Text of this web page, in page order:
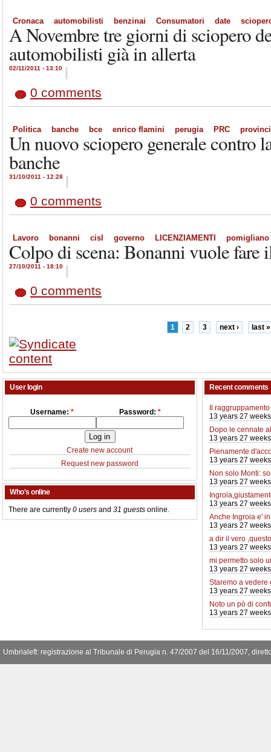
Cronaca automobilisti benzinai Consumatori date
A Novembre tre giorni di sciopero
automobilisti già in allerta
02/11/2011 - 13:10 |
0 comments
Politica banche bce enrico flamini perugia PRC
Un nuovo sciopero generale contro
banche
31/10/2011 - 12:28 |
0 comments
Lavoro bonanni cisl governo LICENZIAMENTI pomigliano
Colpo di scena: Bonanni vuole fare
27/10/2011 - 18:10 |
0 comments
1 2 3 next › last »
User login
Username:* Password: *
Create new account
Request new password
Who's online
There are currently 0 users and 31 guests online.
Recent comments
Il
13 years 27
Dopo le cennate
13 years 27
Pienamente
13 years 27
Non solo Monti:
13 years 27
13 years 27
Anche Ingroia e'
13 years 27
a dir il vero ,questo
13 years 27
mi permetto solo
13 years 27
Staremo a vedere
13 years 27
Noto un pò di
13 years 27
Umbrialeft: registrazione al Tribunale di Perugia n. 47/2007 del 16/11/2007,